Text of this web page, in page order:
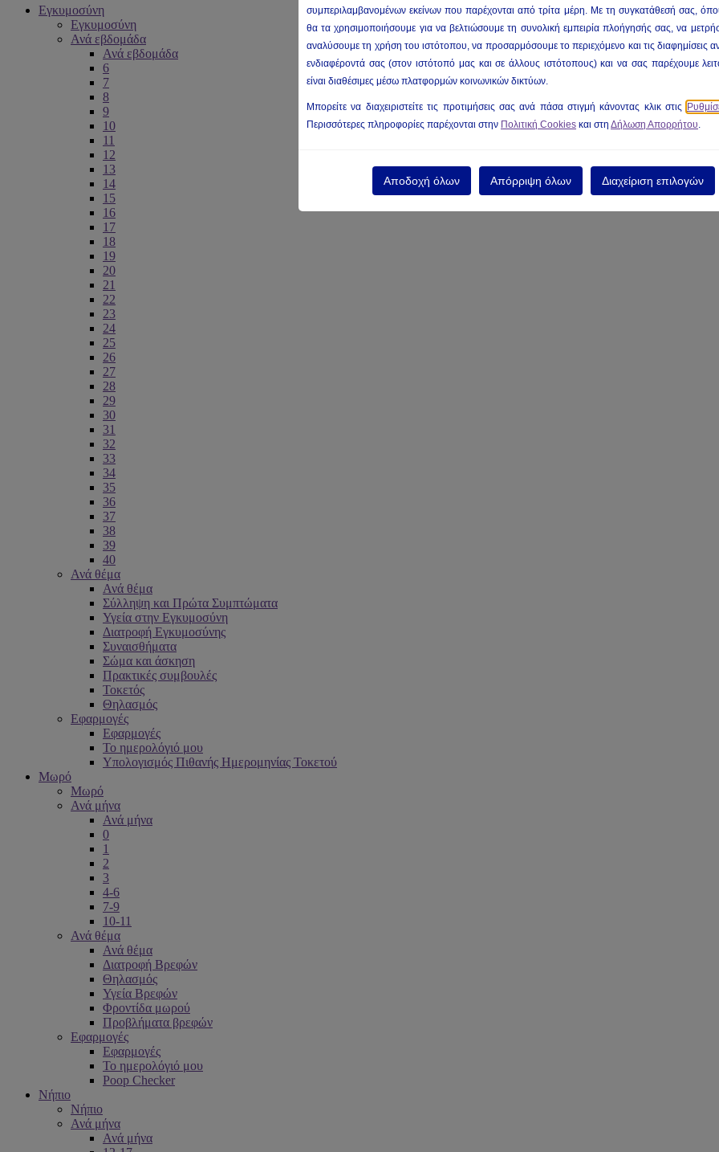
συμπεριλαμβανομένων εκείνων που παρέχονται από τρίτα μέρη. Με τη συγκατάθεσή σας, όπου
θα τα χρησιμοποιήσουμε για να βελτιώσουμε τη συνολική εμπειρία πλοήγησής σας, να
αναλύσουμε τη χρήση του ιστότοπου, να προσαρμόσουμε το περιεχόμενο και τις διαφημίσεις
ενδιαφέροντά σας (στον ιστότοπό μας και σε άλλους ιστότοπους) και να σας παρέχουμε
είναι διαθέσιμες μέσω πλατφορμών κοινωνικών δικτύων.
Μπορείτε να διαχειριστείτε τις προτιμήσεις σας ανά πάσα στιγμή κάνοντας κλικ στις
Περισσότερες πληροφορίες παρέχονται στην Πολιτική Cookies και στη Δήλωση Απορρήτου.
Αποδοχή όλων Απόρριψη όλων Διαχείριση επιλογών
Εγκυμοσύνη
Εγκυμοσύνη
Ανά εβδομάδα
Ανά εβδομάδα
6
7
8
9
10
11
12
13
14
15
16
17
18
19
20
21
22
23
24
25
26
27
28
29
30
31
32
33
34
35
36
37
38
39
40
Ανά θέμα
Ανά θέμα
Σύλληψη και Πρώτα Συμπτώματα
Υγεία στην Εγκυμοσύνη
Διατροφή Εγκυμοσύνης
Συναισθήματα
Σώμα και άσκηση
Πρακτικές συμβουλές
Τοκετός
Θηλασμός
Εφαρμογές
Εφαρμογές
Το ημερολόγιό μου
Υπολογισμός Πιθανής Ημερομηνίας Τοκετού
Μωρό
Μωρό
Ανά μήνα
Ανά μήνα
0
1
2
3
4-6
7-9
10-11
Ανά θέμα
Ανά θέμα
Διατροφή Βρεφών
Θηλασμός
Υγεία Βρεφών
Φροντίδα μωρού
Προβλήματα βρεφών
Εφαρμογές
Εφαρμογές
Το ημερολόγιό μου
Poop Checker
Νήπιο
Νήπιο
Ανά μήνα
Ανά μήνα